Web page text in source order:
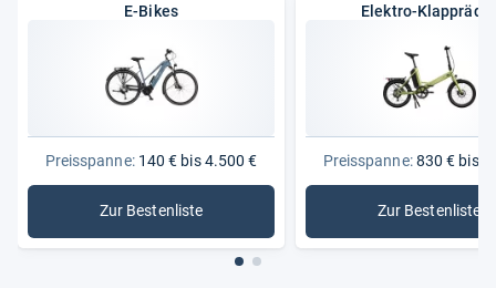
E-Bikes
Preisspanne:140 € bis 4.500 €
Zur Bestenliste
: E-Bikes
Elektro-Klappräder
Preisspanne:830 € bis
Zur Bestenliste
: Elektro-